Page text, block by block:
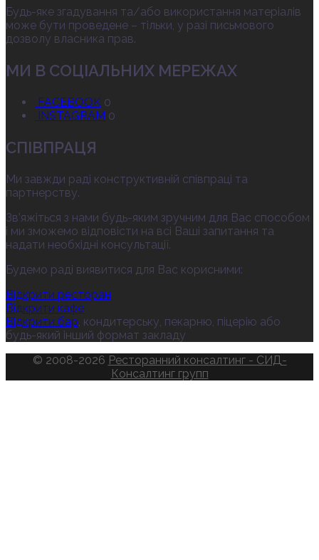
Будь-яке згадування та/або використання матеріалів
може бути проведене – тільки, у разі письмового
дозволу власника прав.
МИ В СОЦІАЛЬНИХ МЕРЕЖАХ
FACEBOOK 0
INSTAGRAM 0
СПІВПРАЦЯ
Ми завжди раді конструктивній співпраці та
партнерству.
Зв’яжіться з нами будь-яким зручним для Вас способом
і ми зможемо відповісти на всі Ваші запитання та
надати необхідні консультації.
Будемо раді виявитися для Вас корисними:
Відкрити ресторан
Відкрити кафе
Відкрити бар, кондитерську, пекарню, піцерію або
будь-який інший формат закладу
© 2008-2026 Ресторанний консалтинг - СИД-
Консалтинг групп